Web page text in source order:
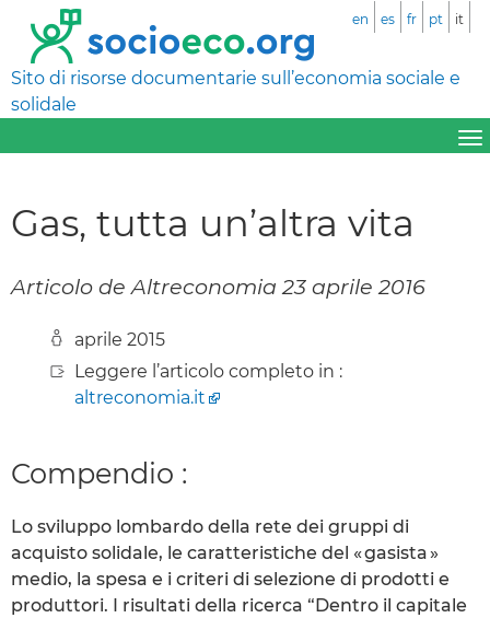
Sito di risorse documentarie sull’economia sociale e
solidale
en es fr pt it
Gas, tutta un’altra vita
Articolo de Altreconomia 23 aprile 2016
aprile 2015
Leggere l’articolo completo in :
altreconomia.it
Compendio :
Lo sviluppo lombardo della rete dei gruppi di
acquisto solidale, le caratteristiche del « gasista »
medio, la spesa e i criteri di selezione di prodotti e
produttori. I risultati della ricerca “Dentro il capitale